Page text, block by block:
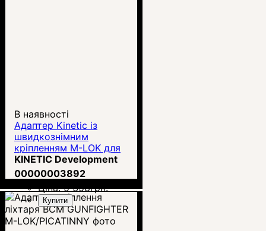
В наявності
Адаптер Kinetic із
швидкознімним
кріпленням M-LOK для
сошок Harris (KIN5-220)
KINETIC Development
00000003892
Ціна:5 358грн.
Купити